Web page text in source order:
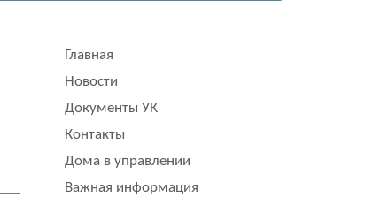
Главная
Новости
Документы УК
Контакты
Дома в управлении
Важная информация